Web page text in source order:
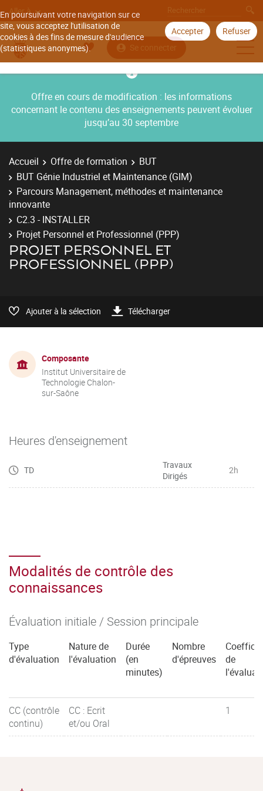
En poursuivant votre navigation sur ce
site, vous acceptez l'utilisation de
cookies à des fins de mesure d'audience
(statistiques anonymes).
Accepter Refuser
Aller à
Se connecter
Offre en cours de modification : les informations
concernant le contenu des enseignements peuvent évoluer
jusqu’au 30 septembre
Accueil Offre de formation
BUT
BUT Génie Industriel et Maintenance (GIM)
Parcours Management, méthodes et maintenance
innovante
C2.3 - INSTALLER
Projet Personnel et Professionnel (PPP)
PROJET PERSONNEL ET
PROFESSIONNEL (PPP)
Ajouter à la sélection Télécharger
Composante
Institut Universitaire de
Technologie Chalon-
sur-Saône
Heures d'enseignement
TD
Travaux
Dirigés
2h
Modalités de contrôle des
connaissances
Évaluation initiale / Session principale
Type
d'évaluation
Nature de
l'évaluation
Durée
(en
minutes)
Nombre
d'épreuves
de
CC (contrôle
continu)
CC : Ecrit
et/ou Oral
1